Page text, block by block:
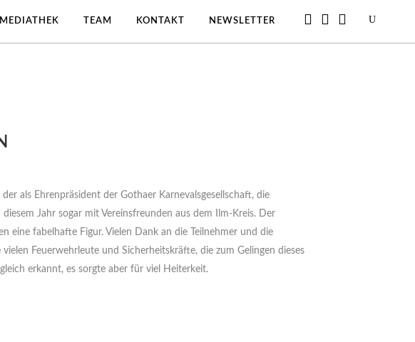
MEDIATHEK TEAM KONTAKT NEWSLETTER
als Ehrenpräsident der Gothaer Karnevalsgesellschaft, die
Jahr sogar mit Vereinsfreunden aus dem Ilm-Kreis. Der
eine fabelhafte Figur. Vielen Dank an die Teilnehmer und die
Feuerwehrleute und Sicherheitskräfte, die zum Gelingen dieses
erkannt, es sorgte aber für viel Heiterkeit.